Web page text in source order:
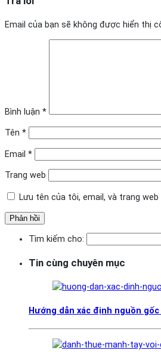
Email của bạn sẽ không được hiển thị
Bình luận *
Tên *
Email *
Trang web
Lưu tên của tôi, email, và trang
Tìm kiếm cho:
Tin cùng chuyên mục
Hướng dẫn xác định nguồn